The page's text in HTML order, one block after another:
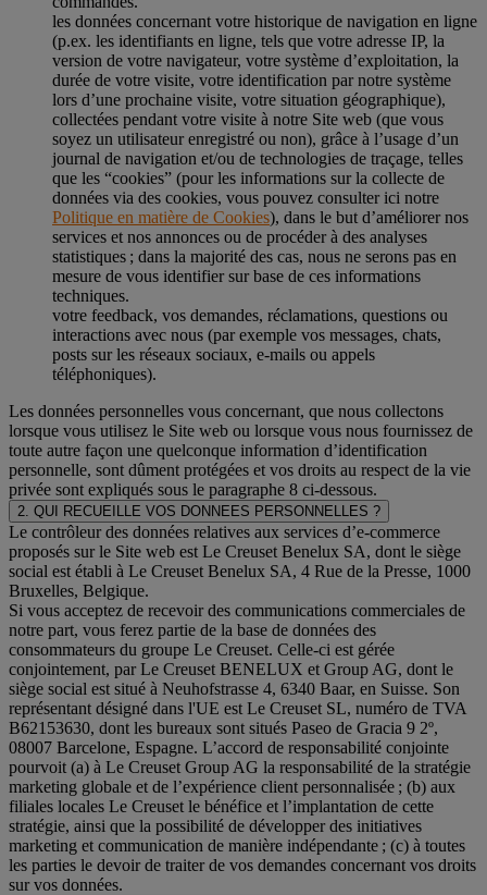
les données concernant votre historique de navigation en ligne
(p.ex. les identifiants en ligne, tels que votre adresse IP, la
version de votre navigateur, votre système d’exploitation, la
durée de votre visite, votre identification par notre système
lors d’une prochaine visite, votre situation géographique),
collectées pendant votre visite à notre Site web (que vous
soyez un utilisateur enregistré ou non), grâce à l’usage d’un
journal de navigation et/ou de technologies de traçage, telles
que les “cookies” (pour les informations sur la collecte de
données via des cookies, vous pouvez consulter ici notre
Politique en matière de Cookies), dans le but d’améliorer nos
services et nos annonces ou de procéder à des analyses
statistiques ; dans la majorité des cas, nous ne serons pas en
mesure de vous identifier sur base de ces informations
techniques.
votre feedback, vos demandes, réclamations, questions ou
interactions avec nous (par exemple vos messages, chats,
posts sur les réseaux sociaux, e-mails ou appels
téléphoniques).
Les données personnelles vous concernant, que nous collectons
lorsque vous utilisez le Site web ou lorsque vous nous fournissez de
toute autre façon une quelconque information d’identification
personnelle, sont dûment protégées et vos droits au respect de la vie
privée sont expliqués sous le paragraphe 8 ci-dessous.
2. QUI RECUEILLE VOS DONNEES PERSONNELLES ?
Le contrôleur des données relatives aux services d’e-commerce
proposés sur le Site web est Le Creuset Benelux SA, dont le siège
social est établi à Le Creuset Benelux SA, 4 Rue de la Presse, 1000
Bruxelles, Belgique.
Si vous acceptez de recevoir des communications commerciales de
notre part, vous ferez partie de la base de données des
consommateurs du groupe Le Creuset. Celle-ci est gérée
conjointement, par Le Creuset BENELUX et Group AG, dont le
siège social est situé à Neuhofstrasse 4, 6340 Baar, en Suisse. Son
représentant désigné dans l'UE est Le Creuset SL, numéro de TVA
B62153630, dont les bureaux sont situés Paseo de Gracia 9 2º,
08007 Barcelone, Espagne. L’accord de responsabilité conjointe
pourvoit (a) à Le Creuset Group AG la responsabilité de la stratégie
marketing globale et de l’expérience client personnalisée ; (b) aux
filiales locales Le Creuset le bénéfice et l’implantation de cette
stratégie, ainsi que la possibilité de développer des initiatives
marketing et communication de manière indépendante ; (c) à toutes
les parties le devoir de traiter de vos demandes concernant vos droits
sur vos données.